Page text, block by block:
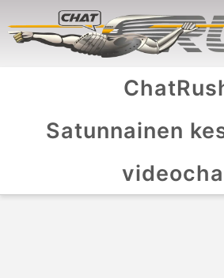
Satunnainen